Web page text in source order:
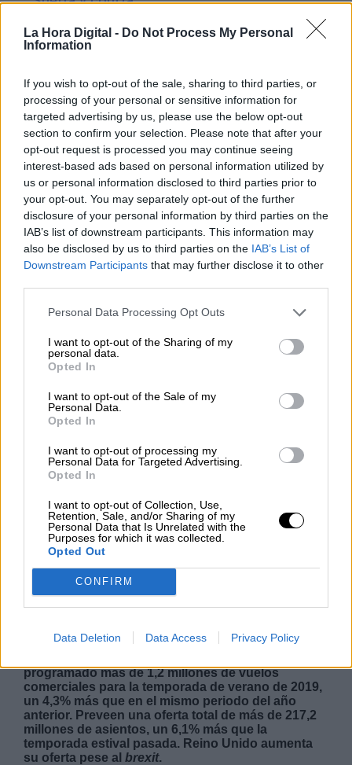
La Hora Digital - Do Not Process My Personal
Information
If you wish to opt-out of the sale, sharing to third parties, or
processing of your personal or sensitive information for
targeted advertising by us, please use the below opt-out
section to confirm your selection. Please note that after your
opt-out request is processed you may continue seeing
interest-based ads based on personal information utilized by
us or personal information disclosed to third parties prior to
your opt-out. You may separately opt-out of the further
disclosure of your personal information by third parties on the
IAB’s list of downstream participants. This information may
also be disclosed by us to third parties on the IAB’s List of
Downstream Participants that may further disclose it to other
Personal Data Processing Opt Outs
I want to opt-out of the Sharing of my
personal data.
Opted In
I want to opt-out of the Sale of my
Personal Data.
Opted In
I want to opt-out of processing my
Personal Data for Targeted Advertising.
Opted In
I want to opt-out of Collection, Use,
Retention, Sale, and/or Sharing of my
Personal Data that Is Unrelated with the
Purposes for which it was collected.
Opted Out
CONFIRM
Data Deletion Data Access Privacy Policy
Por Juan Manuel Beltrán
El Conflicto de Oriente Medio:
Un Nuevo Orden Autoritario
en Construcción
Por
Álvaro Frutos Rosado y Gabinete
Geopolítica de Crisis
Reconquista leonesa
Por Carlos Miranda
Clara Campoamor: Mi sueño,
mi pesadilla
Por María Pérez Herrero
NOTICIAS MAS VISTAS
L A I.A. Y SUS CONSECUENCIAS
Las aerolíneas ofertan un 4,3% más
de vuelos en Aena para la temporada
Las compañías aéreas que operan en los 48
programado más de 1,2 millones de vuelos
comerciales para la temporada de verano de 2019,
un 4,3% más que en el mismo periodo del año
anterior. Preveen una oferta total de más de 217,2
millones de asientos, un 6,1% más que la
temporada estival pasada. Reino Unido aumenta
su oferta pese albrexit.